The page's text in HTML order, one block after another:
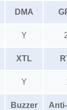
DMA
Y
XTL
Y
Buzzer